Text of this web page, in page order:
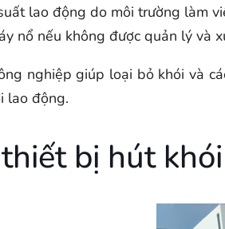
lao động do môi trường làm
nổ nếu không được quản lý và
nghiệp giúp loại bỏ khói và
lao động.
bị hút